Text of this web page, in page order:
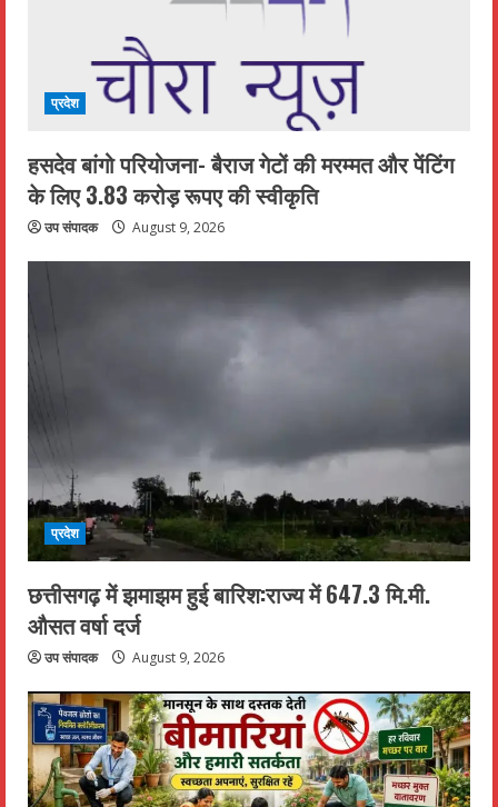
प्रदेश
हसदेव बांगो परियोजना- बैराज गेटों की मरम्मत और पेंटिंग
के लिए 3.83 करोड़ रूपए की स्वीकृति
उप संपादक August 9, 2026
प्रदेश
छत्तीसगढ़ में झमाझम हुई बारिश:राज्य में 647.3 मि.मी.
औसत वर्षा दर्ज
उप संपादक August 9, 2026